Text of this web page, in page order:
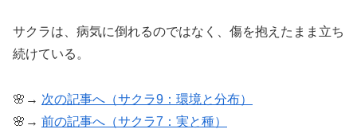
サクラは、病気に倒れるのではなく、傷を抱えたまま立ち
続けている。
🌸→ 次の記事へ（サクラ9：環境と分布）
🌸→ 前の記事へ（サクラ7：実と種）